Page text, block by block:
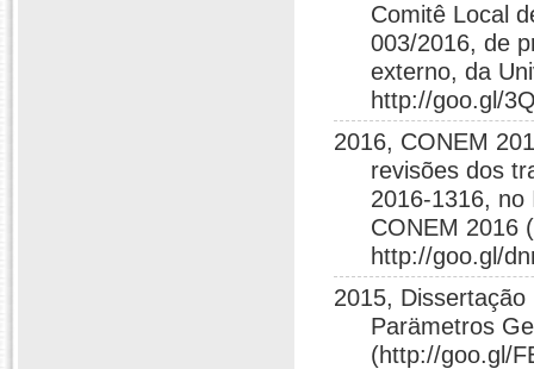
Comitê Local
003/2016, de
externo, da
http://goo.gl/
2016, CONEM
revisões dos
2016-1316, no
CONEM 2016
http://goo.gl/
2015,
Parämetros
(http://goo.gl/